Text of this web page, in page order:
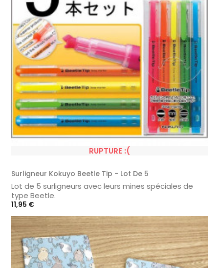
RUPTURE :(
Surligneur Kokuyo Beetle Tip - Lot De 5
Lot de 5 surligneurs avec leurs mines spéciales de
type Beetle.
Prix
11,95 €